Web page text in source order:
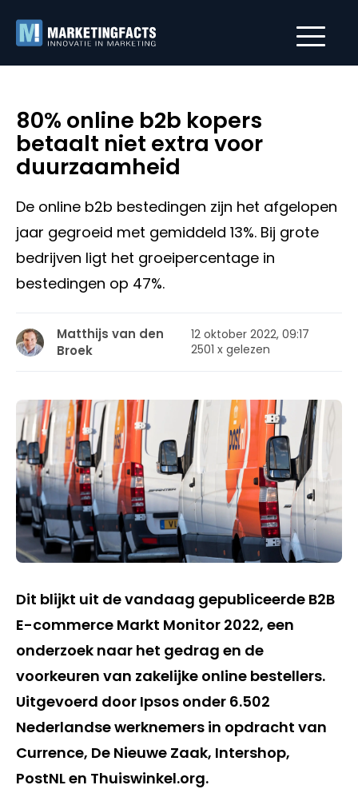
80% online b2b kopers
betaalt niet extra voor
duurzaamheid
De online b2b bestedingen zijn het afgelopen
jaar gegroeid met gemiddeld 13%. Bij grote
bedrijven ligt het groeipercentage in
bestedingen op 47%.
Matthijs van den
Broek
12 oktober 2022, 09:17
2501 x gelezen
Dit blijkt uit de vandaag gepubliceerde B2B
E-commerce Markt Monitor 2022, een
onderzoek naar het gedrag en de
voorkeuren van zakelijke online bestellers.
Uitgevoerd door Ipsos onder 6.502
Nederlandse werknemers in opdracht van
Currence, De Nieuwe Zaak, Intershop,
PostNL en Thuiswinkel.org.